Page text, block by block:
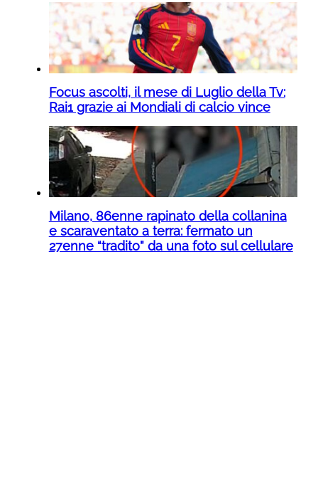
Focus ascolti, il mese di Luglio della Tv:
Rai1 grazie ai Mondiali di calcio vince
Milano, 86enne rapinato della collanina
e scaraventato a terra: fermato un
27enne “tradito” da una foto sul cellulare